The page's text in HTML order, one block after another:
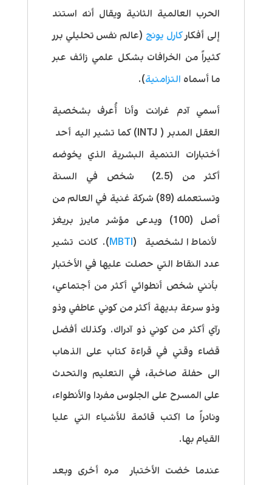
الحرب العالمية الثانية ويقال أنه استند
إلى أفكاركارل يونج (عالم نفس تحليلي برر
كثيراً من الخرافات بشكل علمي زائف عبر
ما أسماه التزامنية).
أسمي آدم غرانت وأنا أُعرف بشخصية
العقل المدبر ( INTJ) كما تشير اليه أحد
أختبارات التنمية البشرية الذي يخوضه
أكثر من (2.5) شخص في السنة
وتستعمله (89) شركة غنية في العالم من
أصل (100) ويدعى مؤشر مايرز بريغز
لأنماط الشخصية (MBTI). كانت تشير
عدد النقاط التي حصلت عليها في الأختبار
بأنني شخص أنطوائي أكثر من أجتماعي،
وذو سرعة بديهة أكثر من كوني عاطفي وذو
رآي أكثر من كوني ذو آدراك. وكذلك أفضل
قضاء وقتي في قراءة كتاب على الذهاب
الى حفلة صاخبة، في التعليم والتحدث
على المسرح على الجلوس مفردا والأنطواء،
ونادراً ما اكتب قائمة للأشياء التي عليا
القيام بها.
عندما خضت الأختبار مره أخرى وبعد